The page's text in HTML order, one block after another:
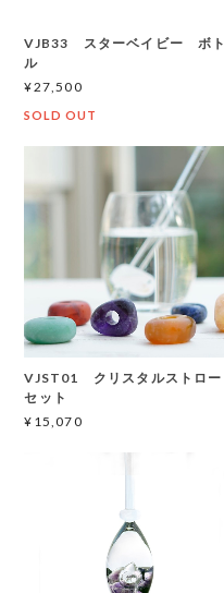
VJB33 スターベイビー ボト
ル
¥27,500
SOLD OUT
VJST01 クリスタルストロー
セット
¥15,070